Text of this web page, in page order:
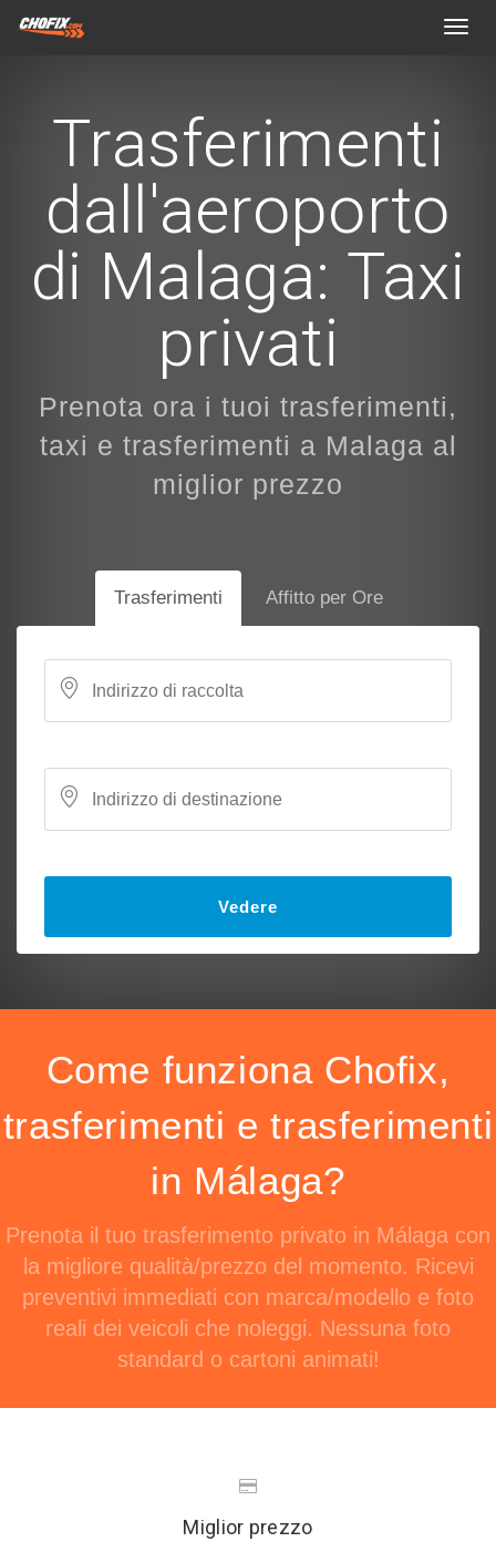
Trasferimenti
dall'aeroporto
di Malaga: Taxi
privati
Prenota ora i tuoi trasferimenti,
taxi e trasferimenti a Malaga al
miglior prezzo
Trasferimenti Affitto per Ore
Vedere
Come funziona Chofix,
trasferimenti e trasferimenti
in Málaga?
Prenota il tuo trasferimento privato in Málaga con
la migliore qualità/prezzo del momento. Ricevi
preventivi immediati con marca/modello e foto
reali dei veicoli che noleggi. Nessuna foto
standard o cartoni animati!
Miglior prezzo